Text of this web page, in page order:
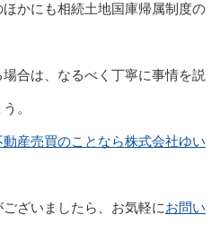
かにも相続土地国庫帰属制度の
合は、なるべく丁寧に事情を説
。
産売買のことなら株式会社ゆい
ざいましたら、お気軽にお問い